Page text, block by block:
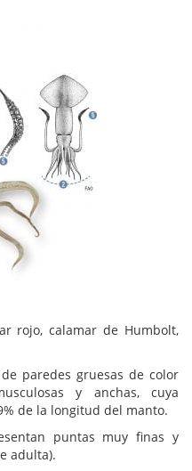
rojo, calamar de Humbolt,
paredes gruesas de color
y anchas, cuya
de la longitud del manto.
puntas muy finas y
adulta).